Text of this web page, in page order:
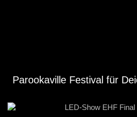
Parookaville Festival für